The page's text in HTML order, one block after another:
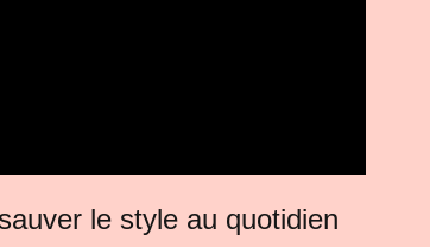
le style au quotidien